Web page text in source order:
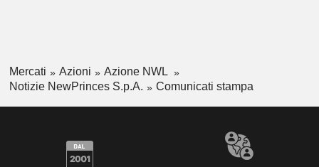
Mercati Azioni
Azione NWL
Notizie NewPrinces S.p.A.
Comunicati stampa